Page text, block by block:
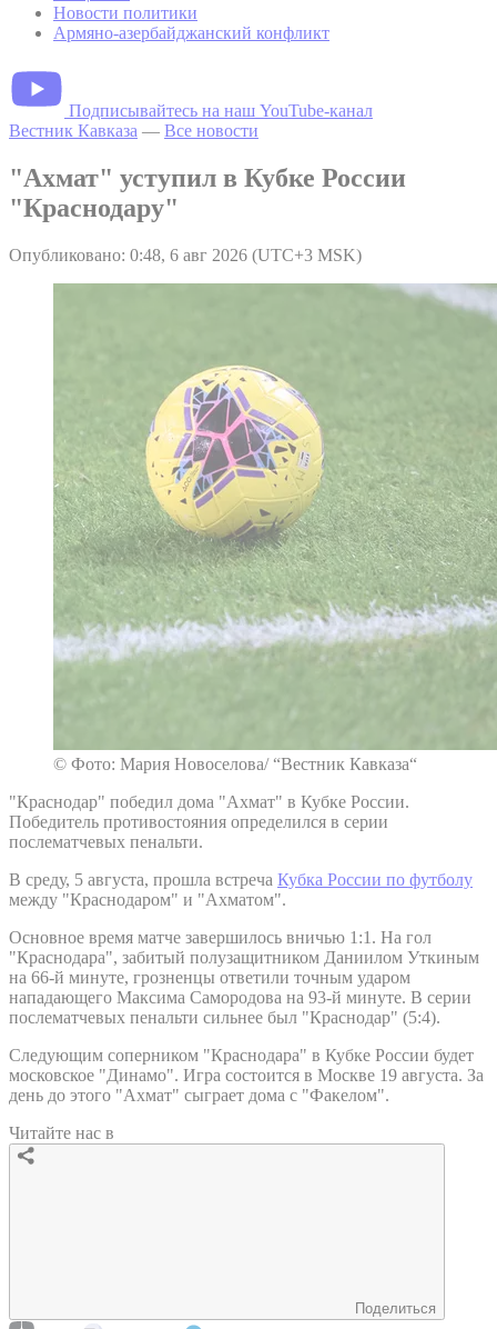
Новости политики
Армяно-азербайджанский конфликт
Подписывайтесь на наш YouTube-канал
Вестник Кавказа — Все новости
"Ахмат" уступил в Кубке России
"Краснодару"
Опубликовано: 0:48, 6 авг 2026 (UTC+3 MSK)
© Фото: Мария Новоселова/ “Вестник Кавказа“
"Краснодар" победил дома "Ахмат" в Кубке России.
Победитель противостояния определился в серии
послематчевых пенальти.
В среду, 5 августа, прошла встреча Кубка России по футболу
между "Краснодаром" и "Ахматом".
Основное время матче завершилось вничью 1:1. На гол
"Краснодара", забитый полузащитником Даниилом Уткиным
на 66-й минуте, грозненцы ответили точным ударом
нападающего Максима Самородова на 93-й минуте. В серии
послематчевых пенальти сильнее был "Краснодар" (5:4).
Следующим соперником "Краснодара" в Кубке России будет
московское "Динамо". Игра состоится в Москве 19 августа. За
день до этого "Ахмат" сыграет дома с "Факелом".
Читайте нас в
Поделиться